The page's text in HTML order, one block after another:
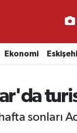
Ekonomi
sonları